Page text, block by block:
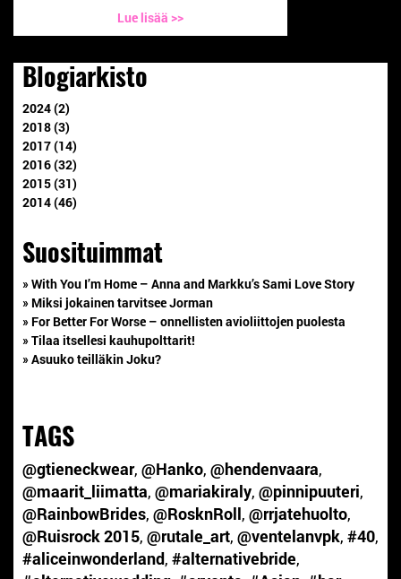
Lue lisää >>
Blogiarkisto
2024 (2)
2018 (3)
2017 (14)
2016 (32)
2015 (31)
2014 (46)
Suosituimmat
» With You I’m Home – Anna and Markku’s Sami Love Story
» Miksi jokainen tarvitsee Jorman
» For Better For Worse – onnellisten avioliittojen puolesta
» Tilaa itsellesi kauhupolttarit!
» Asuuko teilläkin Joku?
TAGS
@gtieneckwear, @Hanko, @hendenvaara,
@maarit_liimatta, @mariakiraly, @pinnipuuteri,
@RainbowBrides, @RosknRoll, @rrjatehuolto,
@Ruisrock 2015, @rutale_art, @ventelanvpk, #40,
#aliceinwonderland, #alternativebride,